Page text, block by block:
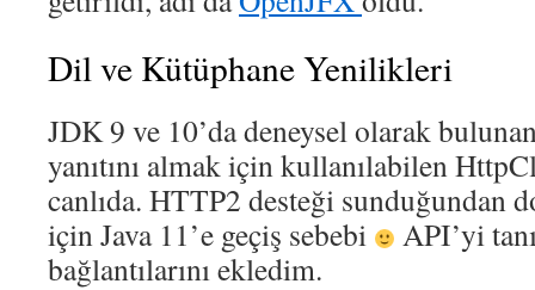
Dil ve Kütüphane Yenilikleri
JDK 9 ve 10’da deneysel olarak
yanıtını almak için kullanılabilen
canlıda. HTTP2 desteği sunduğundan
için Java 11’e geçiş sebebi
API’yi
bağlantılarını ekledim.